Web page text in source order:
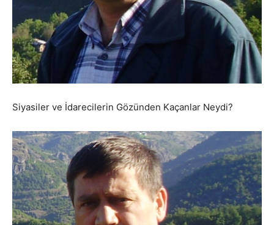
Siyasiler ve İdarecilerin Gözünden Kaçanlar Neydi?